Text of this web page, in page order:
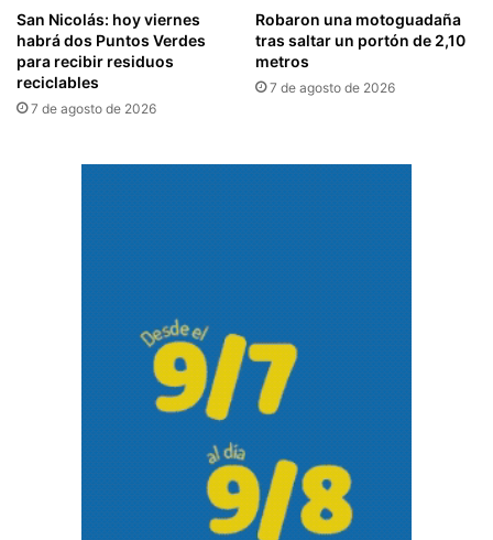
San Nicolás: hoy viernes
habrá dos Puntos Verdes
para recibir residuos
reciclables
7 de agosto de 2026
Robaron una motoguadaña
tras saltar un portón de 2,10
metros
7 de agosto de 2026